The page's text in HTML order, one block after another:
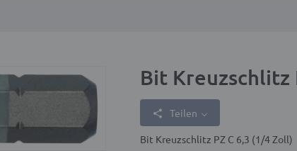
Bit Kreuzschlitz
Teilen
Bit Kreuzschlitz PZ C 6,3 (1/4 Zoll)